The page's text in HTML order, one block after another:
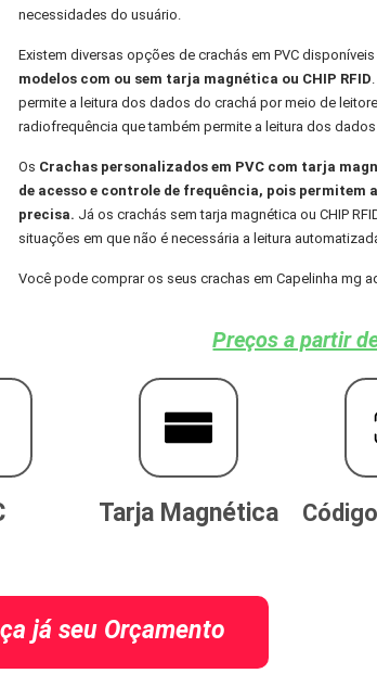
necessidades do usuário.
Existem diversas opções de crachás em PVC disponíveis
modelos com ou sem tarja magnética ou CHIP RFID
permite a leitura dos dados do crachá por meio de
radiofrequência que também permite a leitura dos
Os Crachas personalizadosem PVC com tarja
de acesso e controle de frequência, pois permitem
precisa. Já os crachás sem tarja magnética ou CHIP
situações em que não é necessária a leitura
Você pode comprar os seus crachas em Capelinha mg
Preços a partir
Tarja Magnética
já seu Orçamento